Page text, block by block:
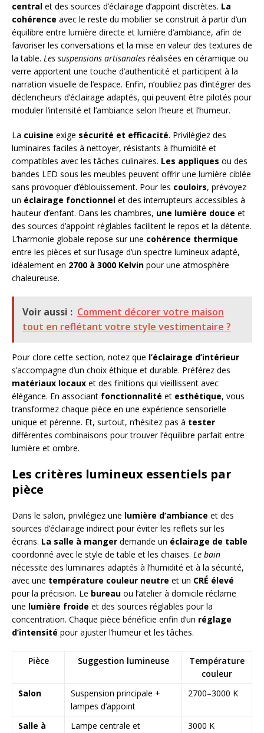
central et des sources d’éclairage d’appoint discrètes. La
cohérence avec le reste du mobilier se construit à partir d’un
équilibre entre lumière directe et lumière d’ambiance, afin de
favoriser les conversations et la mise en valeur des textures de
la table. Les suspensions artisanales réalisées en céramique ou
verre apportent une touche d’authenticité et participent à la
narration visuelle de l’espace. Enfin, n’oubliez pas d’intégrer des
déclencheurs d’éclairage adaptés, qui peuvent être pilotés pour
moduler l’intensité et l’ambiance selon l’heure et l’humeur.
La cuisine exige sécurité et efficacité. Privilégiez des
luminaires faciles à nettoyer, résistants à l’humidité et
compatibles avec les tâches culinaires. Les appliques ou des
bandes LED sous les meubles peuvent offrir une lumière ciblée
sans provoquer d’éblouissement. Pour les couloirs, prévoyez
un éclairage fonctionnel et des interrupteurs accessibles à
hauteur d’enfant. Dans les chambres, une lumière douce et
des sources d’appoint réglables facilitent le repos et la détente.
L’harmonie globale repose sur une cohérence thermique
entre les pièces et sur l’usage d’un spectre lumineux adapté,
idéalement en 2700 à 3000 Kelvin pour une atmosphère
chaleureuse.
Voir aussi : Comment décorer votre maison
tout en reflétant votre style vestimentaire ?
Pour clore cette section, notez que l’éclairage d’intérieur
s’accompagne d’un choix éthique et durable. Préférez des
matériaux locaux et des finitions qui vieillissent avec
élégance. En associant fonctionnalité et esthétique, vous
transformez chaque pièce en une expérience sensorielle
unique et pérenne. Et, surtout, n’hésitez pas à tester
différentes combinaisons pour trouver l’équilibre parfait entre
lumière et ombre.
Les critères lumineux essentiels par
pièce
Dans le salon, privilégiez une lumière d’ambiance et des
sources d’éclairage indirect pour éviter les reflets sur les
écrans. La salle à manger demande un éclairage de table
coordonné avec le style de table et les chaises. Le bain
nécessite des luminaires adaptés à l’humidité et à la sécurité,
avec une température couleur neutre et un CRÉ élevé
pour la précision. Le bureau ou l’atelier à domicile réclame
une lumière froide et des sources réglables pour la
concentration. Chaque pièce bénéficie enfin d’un réglage
d’intensité pour ajuster l’humeur et les tâches.
Pièce Suggestion lumineuse
Température
couleur
Salon
Suspension principale +
lampes d’appoint
2700–3000 K
Salle à Lampe centrale et 3000 K